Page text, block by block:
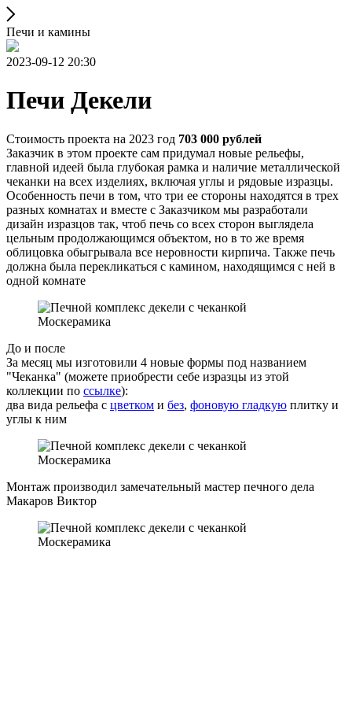
Печи и камины
2023-09-12 20:30
Печи Декели
Стоимость проекта на 2023 год 703 000 рублей
Заказчик в этом проекте сам придумал новые рельефы,
главной идеей была глубокая рамка и наличие металлической
чеканки на всех изделиях, включая углы и рядовые изразцы.
Особенность печи в том, что три ее стороны находятся в трех
разных комнатах и вместе с Заказчиком мы разработали
дизайн изразцов так, чтоб печь со всех сторон выглядела
цельным продолжающимся объектом, но в то же время
облицовка обыгрывала все неровности кирпича. Также печь
должна была перекликаться с камином, находящимся с ней в
одной комнате
До и после
За месяц мы изготовили 4 новые формы под названием
"Чеканка" (можете приобрести себе изразцы из этой
коллекции по ссылке):
два вида рельефа с цветком и без, фоновую гладкую плитку и
углы к ним
Монтаж производил замечательный мастер печного дела
Макаров Виктор